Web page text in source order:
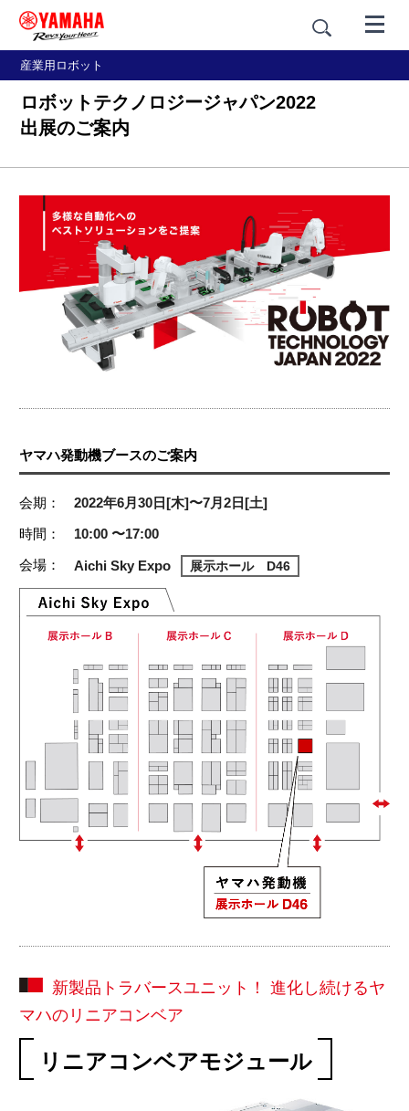
産業用ロボット
ロボットテクノロジージャパン2022
出展のご案内
ヤマハ発動機ブースのご案内
会期：
2022年6月30日[木]〜7月2日[土]
時間：
10:00 〜17:00
会場：
Aichi Sky Expo 展示ホール D46
新製品トラバースユニット！ 進化し続けるヤ
マハのリニアコンベア
リニアコンベアモジュール